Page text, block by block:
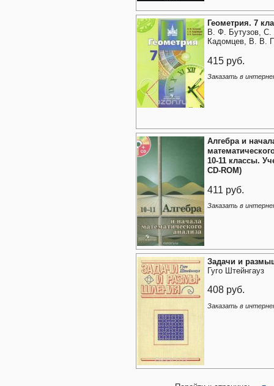
Геометрия. 7
В. Ф. Бутузов, С.
Кадомцев, В. В.
415 руб.
Заказать в
Алгебра и
10-11 классы.
CD-ROM)
411 руб.
Заказать в
Задачи и
Гуго Штейнгауз
408 руб.
Заказать в